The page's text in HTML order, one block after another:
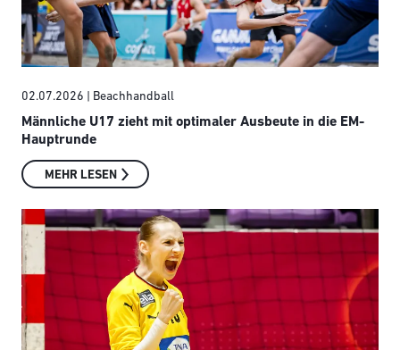
02.07.2026 | Beachhandball
Männliche U17 zieht mit optimaler Ausbeute in die EM-
Hauptrunde
MEHR LESEN